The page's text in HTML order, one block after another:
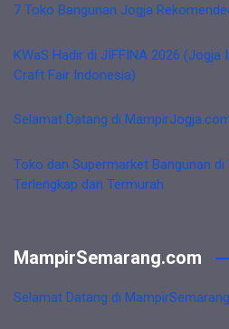
7 Toko Bangunan Jogja
KWaS Hadir di JIFFINA 2026 (Jogja
Craft Fair Indonesia)
Selamat Datang di
Toko dan Supermarket Bangunan
Terlengkap dan Termurah
MampirSemarang.com
Selamat Datang di